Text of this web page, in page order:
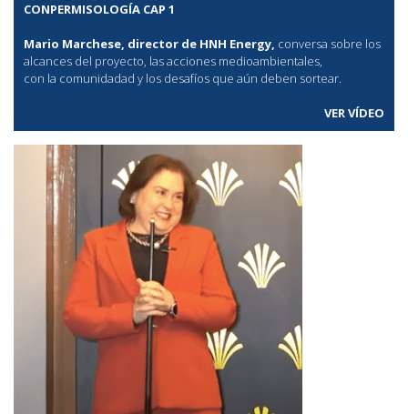
CONPERMISOLOGÍA CAP 1
Mario Marchese, director de HNH Energy, conversa sobre los
alcances del proyecto, las acciones medioambientales,
con la comunidadad y los desafíos que aún deben sortear.
VER VÍDEO